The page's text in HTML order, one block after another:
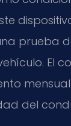
prueba
El
del